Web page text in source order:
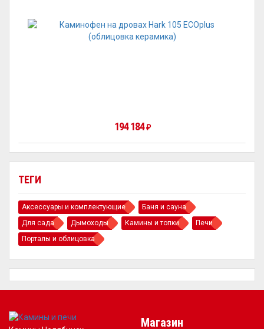
ТЕГИ
Аксессуары и комплектующие
Баня и сауна
Для сада
Дымоходы Камины и топки
Печи
Порталы и облицовка
194 184 ₽
Магазин